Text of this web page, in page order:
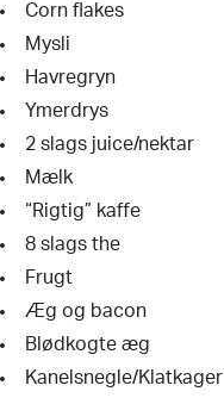
Corn flakes
Mysli
Havregryn
Ymerdrys
2 slags juice/nektar
Mælk
“Rigtig” kaffe
8 slags the
Frugt
Æg og bacon
Blødkogte æg
Kanelsnegle/Klatkager